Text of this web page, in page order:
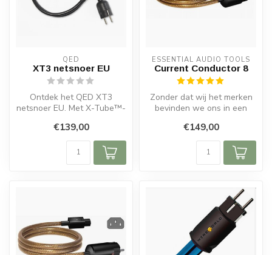
QED
XT3 netsnoer EU
Ontdek het QED XT3
netsnoer EU. Met X-Tube™-
stroomtoevoe...
€139,00
ESSENTIAL AUDIO TOOLS
Current Conductor 8
Zonder dat wij het merken
bevinden we ons in een
Overal...
€149,00